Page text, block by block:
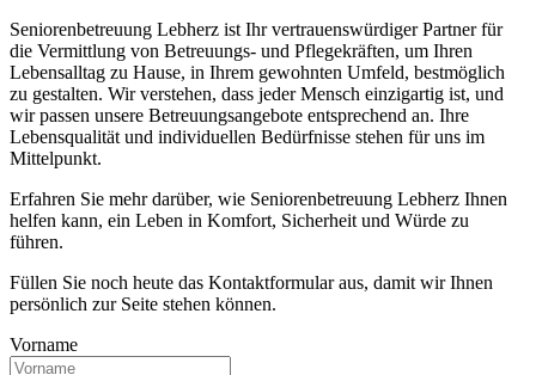
Seniorenbetreuung Lebherz ist Ihr vertrauenswürdiger Partner für
die Vermittlung von Betreuungs- und Pflegekräften, um Ihren
Lebensalltag zu Hause, in Ihrem gewohnten Umfeld, bestmöglich
zu gestalten. Wir verstehen, dass jeder Mensch einzigartig ist, und
wir passen unsere Betreuungsangebote entsprechend an. Ihre
Lebensqualität und individuellen Bedürfnisse stehen für uns im
Mittelpunkt.
Erfahren Sie mehr darüber, wie Seniorenbetreuung Lebherz Ihnen
helfen kann, ein Leben in Komfort, Sicherheit und Würde zu
führen.
Füllen Sie noch heute das Kontaktformular aus, damit wir Ihnen
persönlich zur Seite stehen können.
Vorname